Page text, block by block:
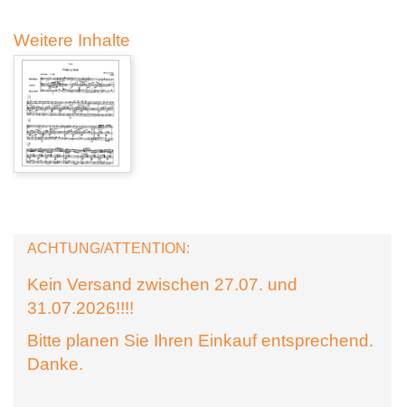
Weitere Inhalte
ACHTUNG/ATTENTION:
Kein Versand zwischen 27.07. und
31.07.2026!!!!
Bitte planen Sie Ihren Einkauf entsprechend.
Danke.